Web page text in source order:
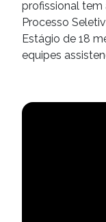
profissional tem
Processo
Estágio de 18
equipes